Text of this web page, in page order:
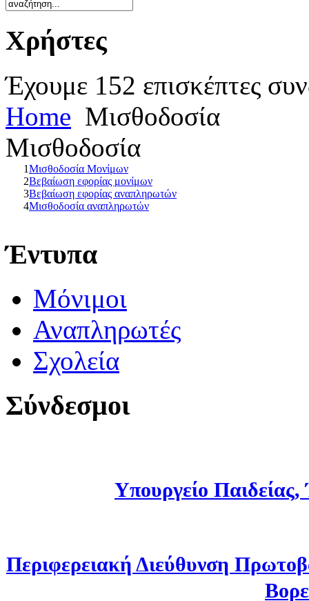
Χρήστες
Έχουμε 152 επισκέπτες
Home Μισθοδοσία
Μισθοδοσία
1Μισθοδοσία Μονίμων
2Βεβαίωση εφορίας μονίμων
3Βεβαίωση εφορίας αναπληρωτών
4Μισθοδοσία αναπληρωτών
Έντυπα
Μόνιμοι
Αναπληρωτές
Σχολεία
Σύνδεσμοι
Υπουργείο
Περιφερειακή Διεύθυνση